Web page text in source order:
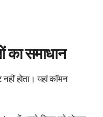
का समाधान
होता। यहां कॉमन